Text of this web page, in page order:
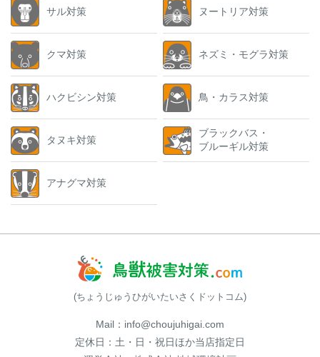
サル対策
クマ対策
ハクビシン対策
タヌキ対策
アナグマ対策
ヌートリア対策
ネズミ・モグラ対策
鳥・カラス対策
ブラックバス・
ブルーギル対策
(ちょうじゅうひがいたいさくドットコム)
Mail：info@choujuhigai.com
定休日：土・日・祝日ほか当店指定日